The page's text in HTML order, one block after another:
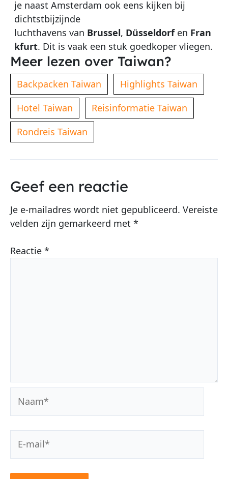
je naast Amsterdam ook eens kijken bij
dichtstbijzijnde
luchthavens van Brussel, Düsseldorfen Fran
kfurt. Dit is vaak een stuk goedkoper vliegen.
Meer lezen over Taiwan?
Backpacken Taiwan
Highlights Taiwan
Hotel Taiwan
Reisinformatie Taiwan
Rondreis Taiwan
Geef een reactie
Je e-mailadres wordt niet gepubliceerd. Vereiste
velden zijn gemarkeerd met *
Reactie *
mail*